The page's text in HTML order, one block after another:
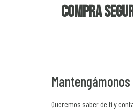
Compra
Queremos saber de tí y